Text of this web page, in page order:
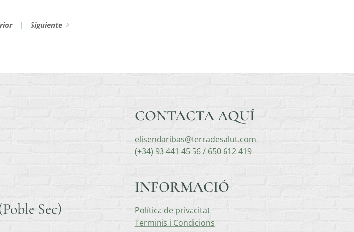
Siguiente
Sec)
CONTACTA AQUÍ
elisendaribas@terradesalut.com
(+34) 93 441 45 56 / 650 612 419
INFORMACIÓ
Política de privacitat
Terminis i Condicions